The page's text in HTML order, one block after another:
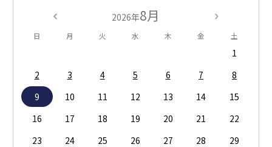
2026年8月
日 月 火 水 木 金 土
1
2
3 4 5 6 7
8
9
10 11 12 13 14
15
16
17 18 19 20 21
22
23
24 25 26 27 28
29